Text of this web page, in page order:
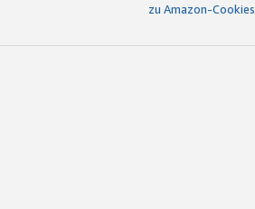
zu Amazon-Cookies